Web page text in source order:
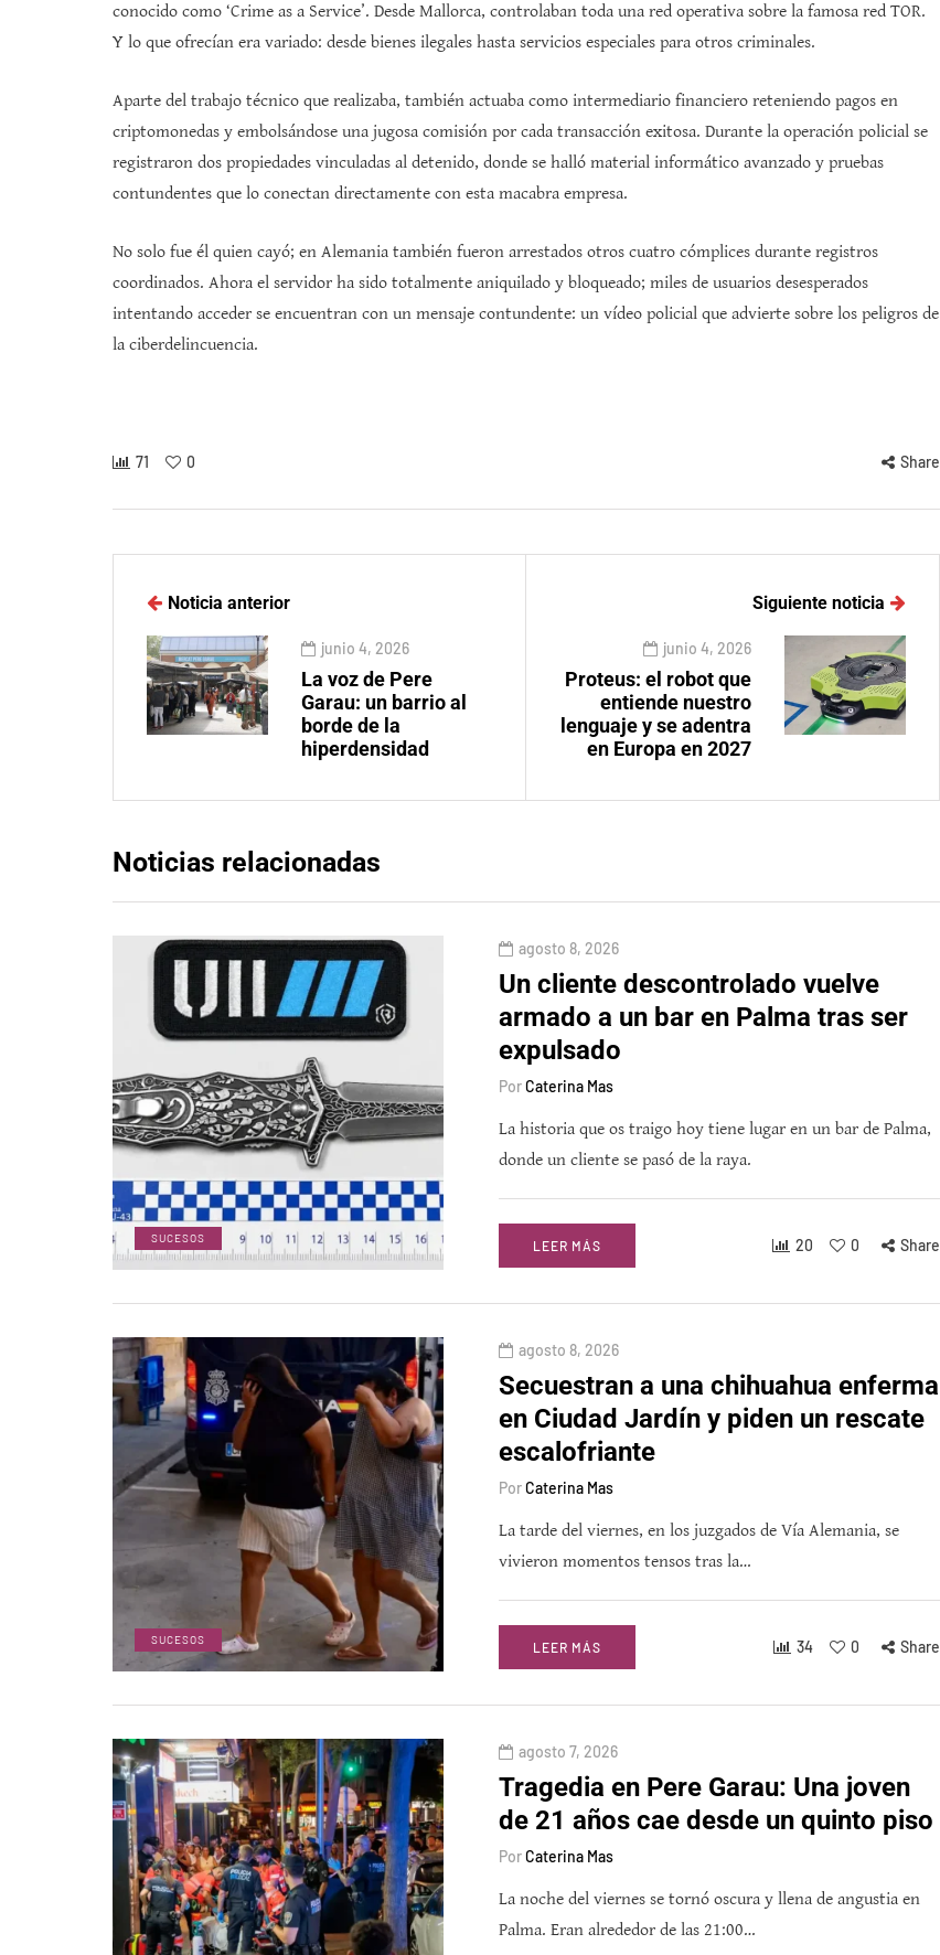
conocido como ‘Crime as a Service’. Desde Mallorca, controlaban toda una red operativa sobre la famosa red TOR.
Y lo que ofrecían era variado: desde bienes ilegales hasta servicios especiales para otros criminales.
Aparte del trabajo técnico que realizaba, también actuaba como intermediario financiero reteniendo pagos en
criptomonedas y embolsándose una jugosa comisión por cada transacción exitosa. Durante la operación policial se
registraron dos propiedades vinculadas al detenido, donde se halló material informático avanzado y pruebas
contundentes que lo conectan directamente con esta macabra empresa.
No solo fue él quien cayó; en Alemania también fueron arrestados otros cuatro cómplices durante registros
coordinados. Ahora el servidor ha sido totalmente aniquilado y bloqueado; miles de usuarios desesperados
intentando acceder se encuentran con un mensaje contundente: un vídeo policial que advierte sobre los peligros de
la ciberdelincuencia.
71 0 Share
Noticia anterior
junio 4, 2026
La voz de Pere
Garau: un barrio al
borde de la
hiperdensidad
Siguiente noticia
junio 4, 2026
Proteus: el robot que
entiende nuestro
lenguaje y se adentra
en Europa en 2027
Noticias relacionadas
SUCESOS
agosto 8, 2026
Un cliente descontrolado vuelve
armado a un bar en Palma tras ser
expulsado
PorCaterina Mas
La historia que os traigo hoy tiene lugar en un bar de Palma,
donde un cliente se pasó de la raya.
LEER MÁS 20 0 Share
SUCESOS
agosto 8, 2026
Secuestran a una chihuahua enferma
en Ciudad Jardín y piden un rescate
escalofriante
PorCaterina Mas
La tarde del viernes, en los juzgados de Vía Alemania, se
vivieron momentos tensos tras la…
LEER MÁS 34 0 Share
agosto 7, 2026
Tragedia en Pere Garau: Una joven
de 21 años cae desde un quinto piso
PorCaterina Mas
La noche del viernes se tornó oscura y llena de angustia en
Palma. Eran alrededor de las 21:00…